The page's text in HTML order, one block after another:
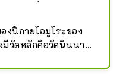
งนิกายโอมูโระของ
วัดหลักคือวัดนินนาจิ